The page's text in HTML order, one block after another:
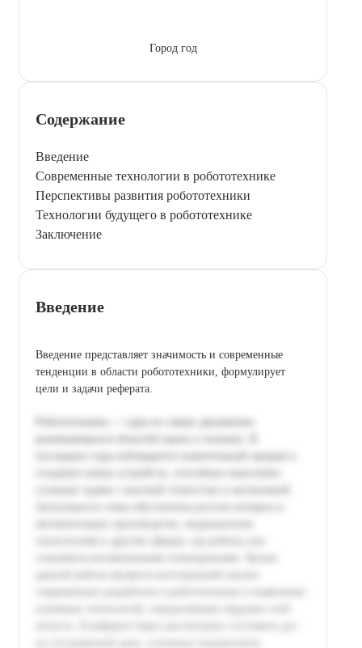
Город год
Содержание
Введение
Современные технологии в робототехнике
Перспективы развития робототехники
Технологии будущего в робототехнике
Заключение
Введение
Введение представляет значимость и современные
тенденции в области робототехники, формулирует
цели и задачи реферата.